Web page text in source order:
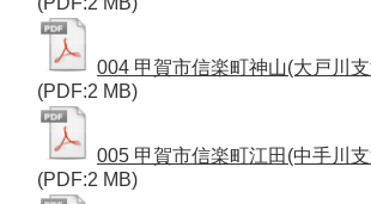
004 甲賀市信楽町神山(大戸川
(PDF:2 MB)
005 甲賀市信楽町江田(中手川
(PDF:2 MB)